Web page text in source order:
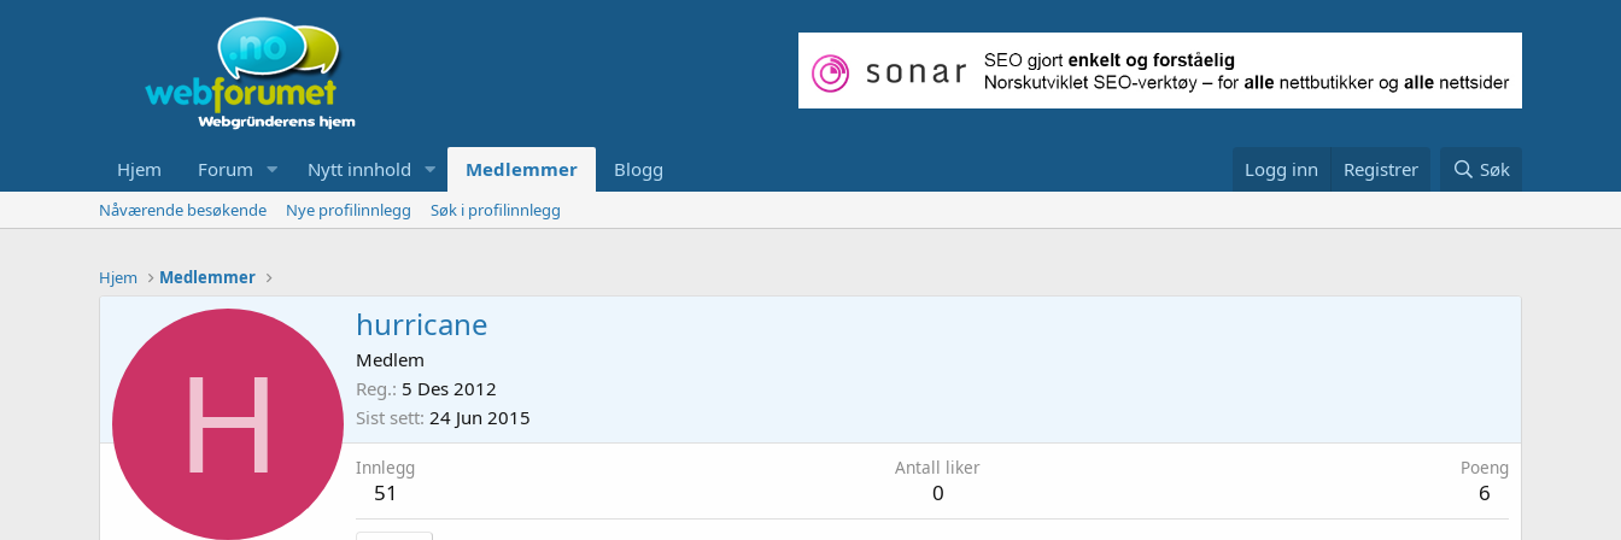
Hjem Forum Nytt innhold Medlemmer Blogg Logg inn Registrer Søk
Nåværende besøkende Nye profilinnlegg Søk i profilinnlegg
Hjem Medlemmer
H
hurricane
Medlem
Reg. 5 Des 2012
Sist sett 24 Jun 2015
Innlegg
51
Antall liker
0
Poeng
6